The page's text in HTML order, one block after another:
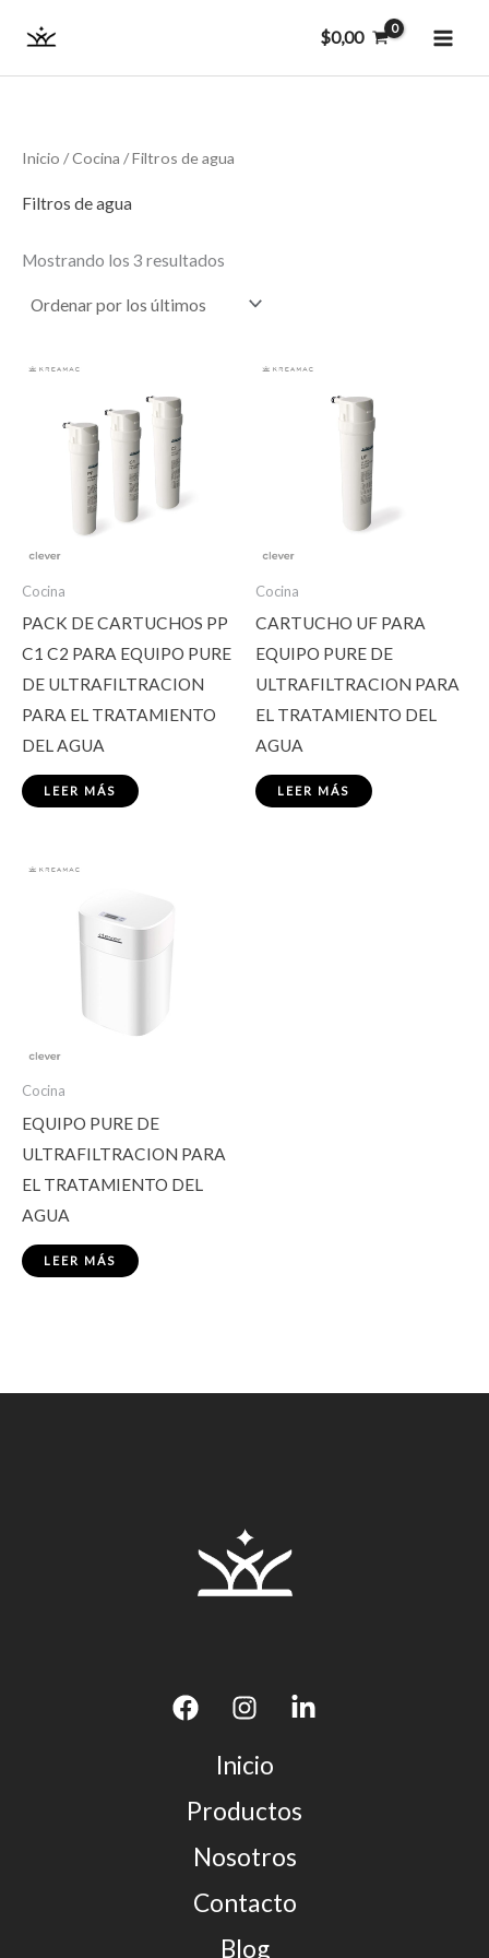
contenido
$0,00
Inicio /Cocina / Filtros de agua
Filtros de agua
Mostrando los 3 resultados
Cocina
PACK DE CARTUCHOS PP
C1 C2 PARA EQUIPO PURE
DE ULTRAFILTRACION
PARA EL TRATAMIENTO
DEL AGUA
LEER MÁS
Cocina
CARTUCHO UF PARA
EQUIPO PURE DE
ULTRAFILTRACION PARA
EL TRATAMIENTO DEL
AGUA
LEER MÁS
Cocina
EQUIPO PURE DE
ULTRAFILTRACION PARA
EL TRATAMIENTO DEL
AGUA
LEER MÁS
Inicio
Productos
Nosotros
Contacto
Blog